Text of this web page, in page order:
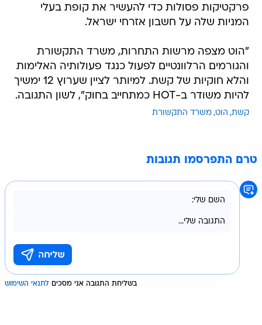
פרקטיקות פסולות כדי להעשיר את קופת בעלי
המניות שלה על חשבון אזרחי ישראל.
"הוט מצפה מרשות התחרות, משרד התקשורת
והגורמים הרלוונטיים לפעול כנגד פעולותיה האלימות
והלא חוקיות של קשת. למיותר לציין שערוץ 12 ימשיך
להיות משודר ב-HOT כמתחייב בחוק", לשון התגובה.
קשת הוט משרד התקשורת
טרם התפרסמו תגובות
בשליחת התגובה אני מסכים לתנאי השימוש